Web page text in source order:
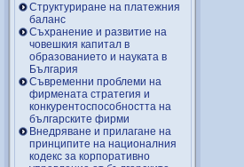
Структуриране на платежния
баланс
Съхранение и развитие на
човешкия капитал в
образованието и науката в
България
Съвременни проблеми на
фирмената стратегия и
конкурентоспособността на
българските фирми
Внедряване и прилагане на
принципите на националния
кодекс за корпоративно